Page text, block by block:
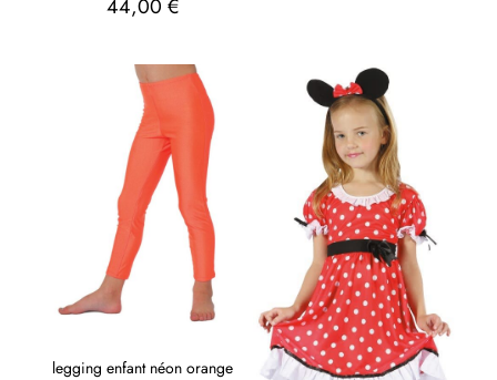
44,00 €
legging enfant néon orange